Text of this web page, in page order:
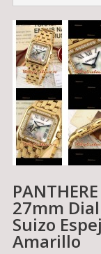
27mm
Suizo
Amarillo